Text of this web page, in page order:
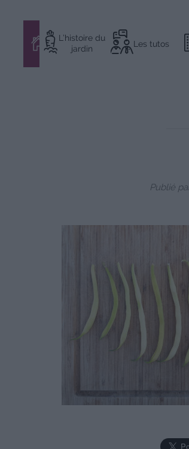
#
L’histoire du
jardin
Les tutos
Publié